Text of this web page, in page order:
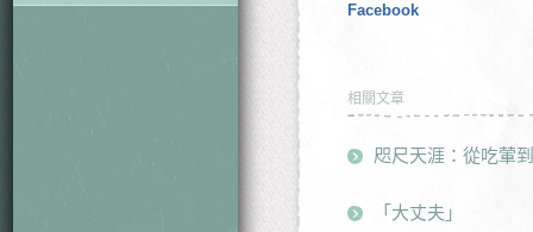
Facebook
相關文章
咫尺天涯：從吃葷
「大丈夫」